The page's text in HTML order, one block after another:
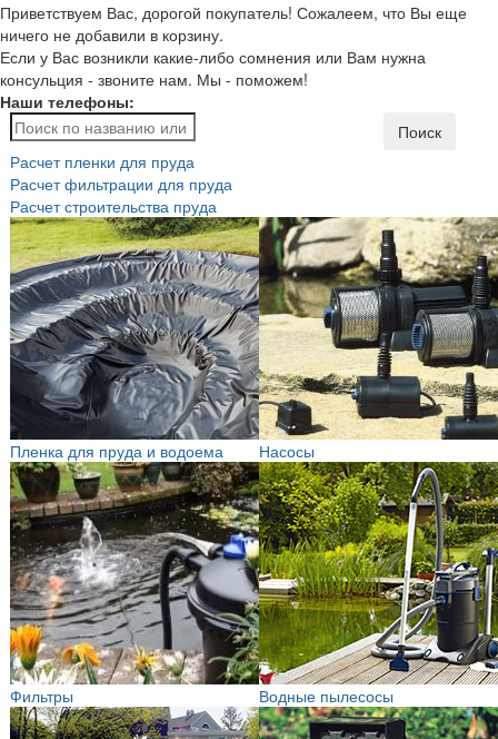
Приветствуем Вас, дорогой покупатель! Сожалеем, что Вы еще
ничего не добавили в корзину.
Если у Вас возникли какие-либо сомнения или Вам нужна
консульция - звоните нам. Мы - поможем!
Наши телефоны:
Поиск
Расчет пленки для пруда
Расчет фильтрации для пруда
Расчет строительства пруда
Пленка для пруда и водоема Насосы
Фильтры Водные пылесосы